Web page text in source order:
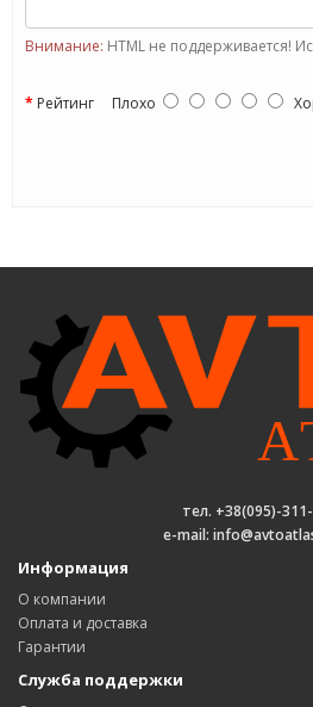
Внимание: HTML не поддерживается!
Рейтинг Плохо
тел. +38(095)-
e-mail:
Информация
О компании
Оплата и доставка
Гарантии
Служба поддержки